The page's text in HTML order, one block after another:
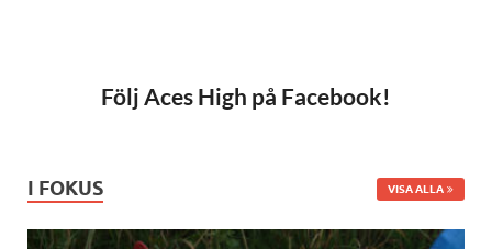
Följ Aces High på Facebook!
I FOKUS VISA ALLA